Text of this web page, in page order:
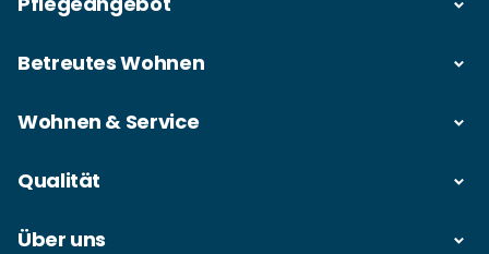
Betreutes Wohnen
Wohnen & Service
Qualität
Über uns